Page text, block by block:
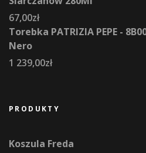
67,00zł
Torebka PATRIZIA PEPE -
Nero
1 239,00zł
PRODUKTY
Koszula Freda